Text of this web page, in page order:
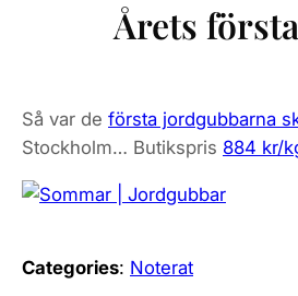
Årets
Så var de första jordgubbarna
Stockholm… Butikspris 884 kr/
Categories: Noterat